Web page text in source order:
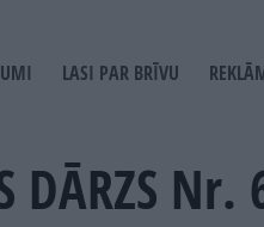
LASI PAR BRĪVU
DĀRZS Nr.